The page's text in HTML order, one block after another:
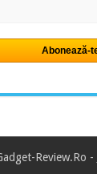
Review.Ro -